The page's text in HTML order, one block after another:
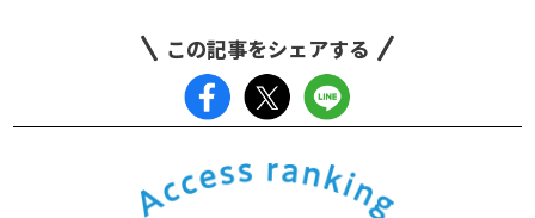
この記事をシェアする